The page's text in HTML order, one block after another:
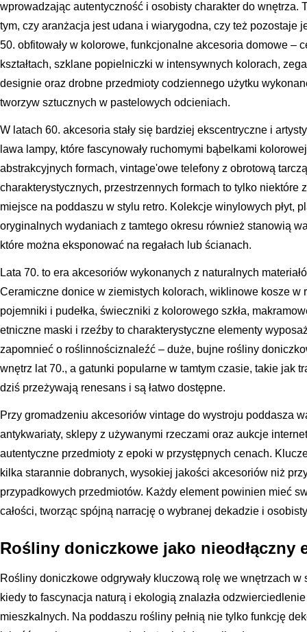
wprowadzając autentyczność i osobisty charakter do wnętrza.
tym, czy aranżacja jest udana i wiarygodna, czy też pozostaje
50. obfitowały w kolorowe, funkcjonalne akcesoria domowe –
kształtach, szklane popielniczki w intensywnych kolorach,
designie oraz drobne przedmioty codziennego użytku
tworzyw sztucznych w pastelowych odcieniach.
W latach 60. akcesoria stały się bardziej ekscentryczne i
lawa lampy, które fascynowały ruchomymi bąbelkami
abstrakcyjnych formach, vintage'owe telefony z obrotową
charakterystycznych, przestrzennych formach to tylko niektóre
miejsce na poddaszu w stylu retro. Kolekcje winylowych płyt,
oryginalnych wydaniach z tamtego okresu również stanowią
które można eksponować na regałach lub ścianach.
Lata 70. to era akcesoriów wykonanych z naturalnych
Ceramiczne donice w ziemistych kolorach, wiklinowe kosze w
pojemniki i pudełka, świeczniki z kolorowego szkła,
etniczne maski i rzeźby to charakterystyczne elementy
zapomnieć o roślinnościznaleźć – duże, bujne rośliny
wnętrz lat 70., a gatunki popularne w tamtym czasie, takie jak
dziś przeżywają renesans i są łatwo dostępne.
Przy gromadzeniu akcesoriów vintage do wystroju poddasza
antykwariaty, sklepy z używanymi rzeczami oraz aukcje
autentyczne przedmioty z epoki w przystępnych cenach.
kilka starannie dobranych, wysokiej jakości akcesoriów niż
przypadkowych przedmiotów. Każdy element powinien mieć
całości, tworząc spójną narrację o wybranej dekadzie i
Rośliny doniczkowe jako nieodłączny
Rośliny doniczkowe odgrywały kluczową rolę we wnętrzach
kiedy to fascynacja naturą i ekologią znalazła
mieszkalnych. Na poddaszu rośliny pełnią nie tylko funkcję